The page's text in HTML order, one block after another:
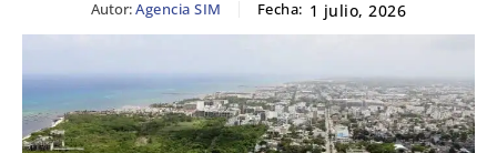
Autor:Agencia SIM Fecha: 1 julio, 2026